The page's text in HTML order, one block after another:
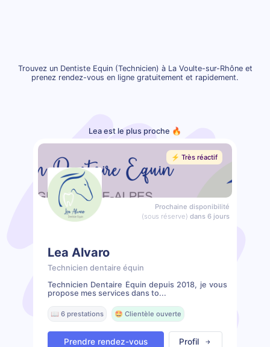
Trouvez un Dentiste Equin (Technicien) à La Voulte-sur-Rhône et
prenez rendez-vous en ligne gratuitement et rapidement.
Lea est le plus proche 🔥
⚡️ Très réactif
Prochaine disponibilité
(sous réserve) dans 6 jours
Lea Alvaro
Technicien dentaire équin
Technicien Dentaire Équin depuis 2018, je vous
propose mes services dans to...
📖 6 prestations 🤩 Clientèle ouverte
Prendre rendez-vous Profil